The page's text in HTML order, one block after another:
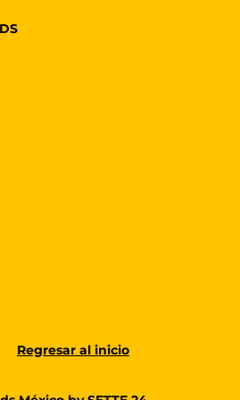
Regresar al inicio